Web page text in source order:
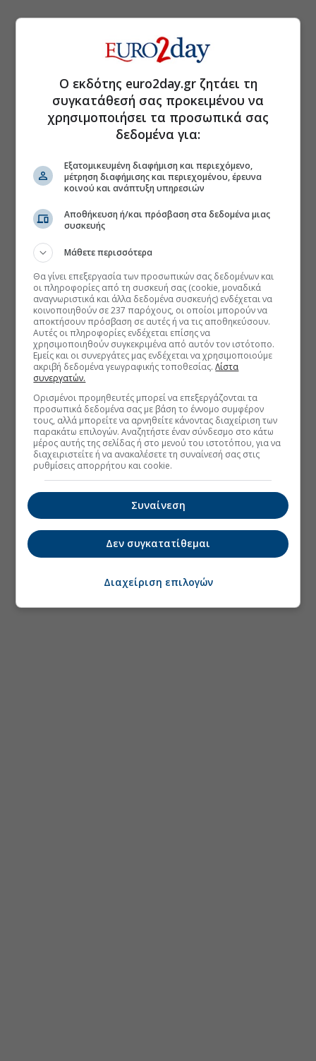
Ο εκδότης euro2day.gr ζητάει τη
συγκατάθεσή σας προκειμένου να
χρησιμοποιήσει τα προσωπικά σας
δεδομένα για:
Εξατομικευμένη διαφήμιση και περιεχόμενο,
μέτρηση διαφήμισης και περιεχομένου, έρευνα
κοινού και ανάπτυξη υπηρεσιών
Αποθήκευση ή/και πρόσβαση στα δεδομένα μιας
συσκευής
Μάθετε περισσότερα
Θα γίνει επεξεργασία των προσωπικών σας δεδομένων και
οι πληροφορίες από τη συσκευή σας (cookie, μοναδικά
αναγνωριστικά και άλλα δεδομένα συσκευής) ενδέχεται να
κοινοποιηθούν σε 237 παρόχους, οι οποίοι μπορούν να
αποκτήσουν πρόσβαση σε αυτές ή να τις αποθηκεύσουν.
Αυτές οι πληροφορίες ενδέχεται επίσης να
χρησιμοποιηθούν συγκεκριμένα από αυτόν τον ιστότοπο.
Εμείς και οι συνεργάτες μας ενδέχεται να χρησιμοποιούμε
ακριβή δεδομένα γεωγραφικής τοποθεσίας.Λίστα
συνεργατών.
Ορισμένοι προμηθευτές μπορεί να επεξεργάζονται τα
προσωπικά δεδομένα σας με βάση το έννομο συμφέρον
τους, αλλά μπορείτε να αρνηθείτε κάνοντας διαχείριση των
παρακάτω επιλογών. Αναζητήστε έναν σύνδεσμο στο κάτω
μέρος αυτής της σελίδας ή στο μενού του ιστοτόπου, για να
διαχειριστείτε ή να ανακαλέσετε τη συναίνεσή σας στις
ρυθμίσεις απορρήτου και cookie.
Συναίνεση
Δεν συγκατατίθεμαι
Διαχείριση επιλογών